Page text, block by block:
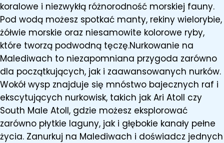
koralowe i niezwykłą różnorodność morskiej fauny.
Pod wodą możesz spotkać manty, rekiny wielorybie,
żółwie morskie oraz niesamowite kolorowe ryby,
które tworzą podwodną tęczę.Nurkowanie na
Malediwach to niezapomniana przygoda zarówno
dla początkujących, jak i zaawansowanych nurków.
Wokół wysp znajduje się mnóstwo bajecznych raf i
ekscytujących nurkowisk, takich jak Ari Atoll czy
South Male Atoll, gdzie możesz eksplorować
zarówno płytkie laguny, jak i głębokie kanały pełne
życia. Zanurkuj na Malediwach i doświadcz jednych